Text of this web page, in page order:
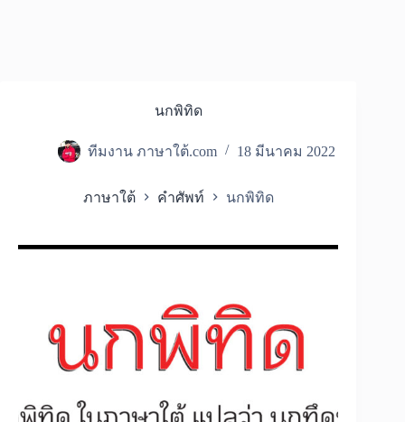
นกพิทิด
ทีมงาน ภาษาใต้.com 18 มีนาคม 2022
ภาษาใต้ คำศัพท์ นกพิทิด